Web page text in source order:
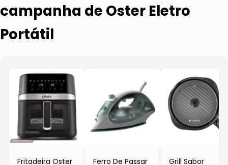
campanha de Oster Eletro
Portátil
Fritadeira Oster
Ferro De Passar
Grill Sabor